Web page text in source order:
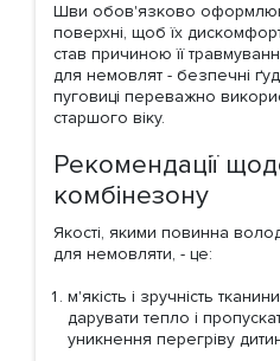
Шви обов'язково
поверхні, щоб їх
став причиною її
для немовлят - безпечні
пуговиці переважно
старшого віку.
Рекомендації
комбінезону
Якості, якими повинна
для немовляти, - це:
м'якість і зручність
дарувати тепло і
уникнення перегріву